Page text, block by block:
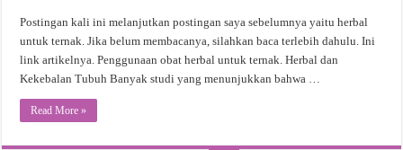
Postingan kali ini melanjutkan postingan saya sebelumnya yaitu herbal
untuk ternak. Jika belum membacanya, silahkan baca terlebih dahulu. Ini
link artikelnya. Penggunaan obat herbal untuk ternak. Herbal dan
Kekebalan Tubuh Banyak studi yang menunjukkan bahwa …
Read More »